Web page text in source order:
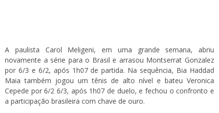
A paulista Carol Meligeni, em uma grande semana, abriu
novamente a série para o Brasil e arrasou Montserrat Gonzalez
por 6/3 e 6/2, após 1h07 de partida. Na sequência, Bia Haddad
Maia também jogou um tênis de alto nível e bateu Veronica
Cepede por 6/2 6/3, após 1h07 de duelo, e fechou o confronto e
a participação brasileira com chave de ouro.